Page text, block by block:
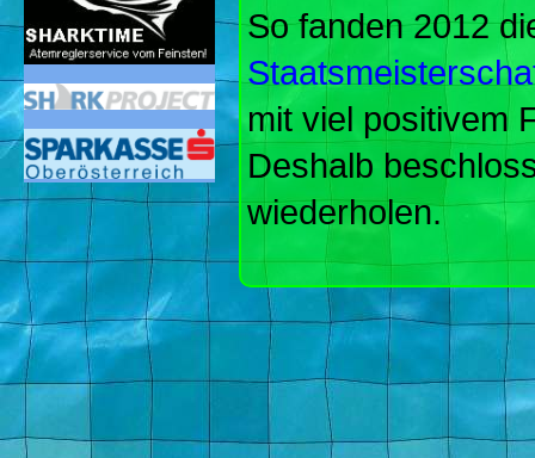
So fanden 2012
mit viel positivem
Deshalb
wiederholen.